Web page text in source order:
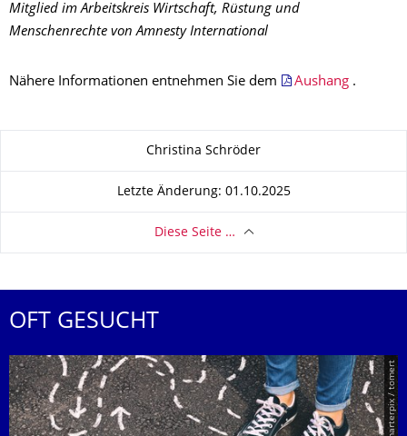
Mitglied im Arbeitskreis Wirtschaft, Rüstung und
Menschenrechte von Amnesty International
Nähere Informationen entnehmen Sie dem Aushang .
Christina Schröder
Letzte Änderung: 01.10.2025
Diese Seite …
OFT GESUCHT
© Smarterpix / tomert